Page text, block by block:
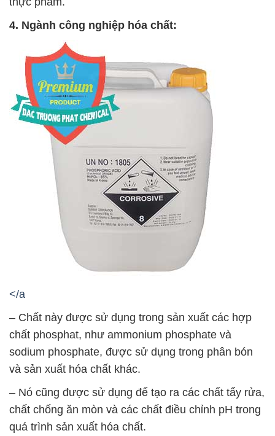
4. Ngành công nghiệp hóa chất:
</a
– Chất này được sử dụng trong sản xuất các hợp
chất phosphat, như ammonium phosphate và
sodium phosphate, được sử dụng trong phân bón
và sản xuất hóa chất khác.
– Nó cũng được sử dụng để tạo ra các chất tẩy rửa,
chất chống ăn mòn và các chất điều chỉnh pH trong
quá trình sản xuất hóa chất.